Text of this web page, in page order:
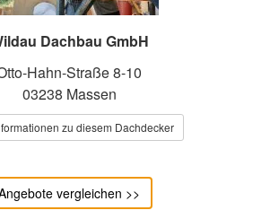
Dachbau GmbH
Hahn-Straße 8-10
03238 Massen
zu diesem Dachdecker
vergleichen >>